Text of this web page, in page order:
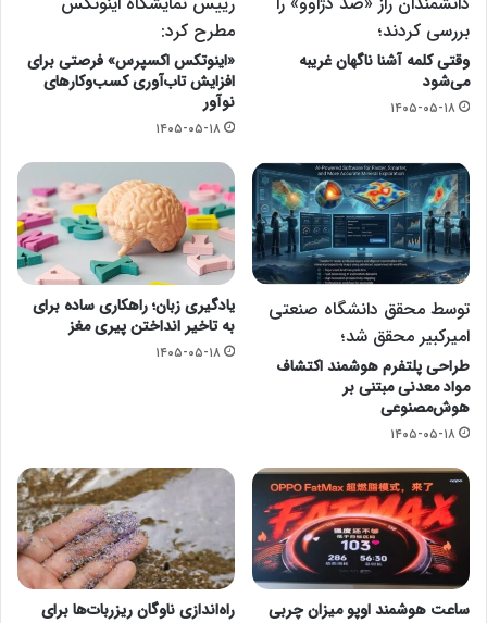
بررسی کردند؛
وقتی کلمه آشنا ناگهان غریبه
می‌شود
۱۴۰۵-۰۵-۱۸
مطرح کرد:
«اینوتکس اکسپرس» فرصتی برای
افزایش تاب‌آوری کسب‌وکارهای
نوآور
۱۴۰۵-۰۵-۱۸
توسط محقق دانشگاه صنعتی
امیرکبیر محقق شد؛
طراحی پلتفرم هوشمند اکتشاف
مواد معدنی مبتنی بر
هوش‌مصنوعی
۱۴۰۵-۰۵-۱۸
یادگیری زبان؛ راهکاری ساده برای
به تاخیر انداختن پیری مغز
۱۴۰۵-۰۵-۱۸
ساعت هوشمند اوپو میزان چربی
راه‌اندازی ناوگان ریزربات‌ها برای